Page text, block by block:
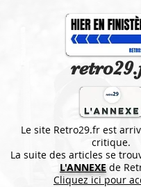
Le site Retro29.fr est
critique.
La suite des articles se
L'ANNEXE de
Cliquez ici pour